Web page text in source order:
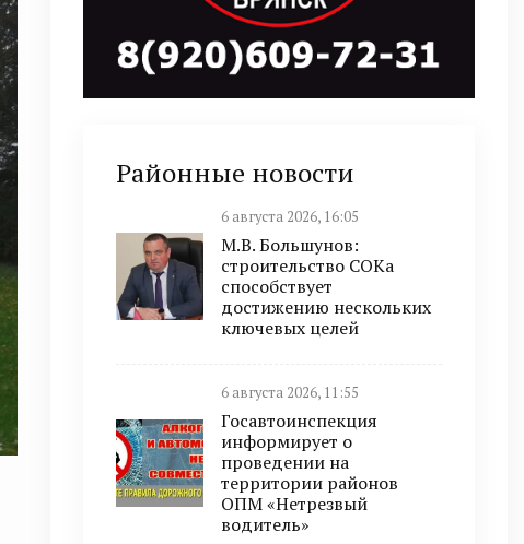
Районные новости
6 августа 2026, 16:05
М.В. Большунов:
строительство СОКа
способствует
достижению нескольких
ключевых целей
6 августа 2026, 11:55
Госавтоинспекция
информирует о
проведении на
территории районов
ОПМ «Нетрезвый
водитель»